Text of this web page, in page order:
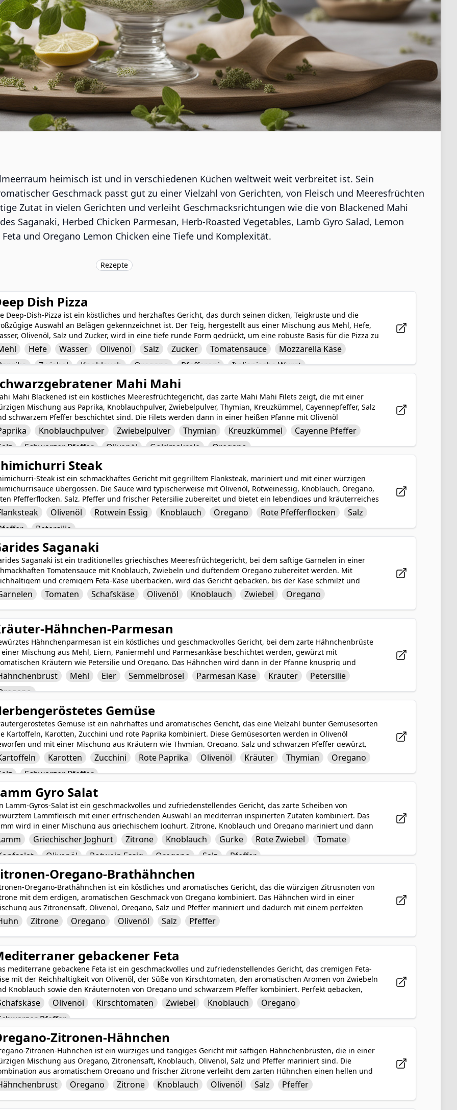
heimisch ist und in verschiedenen Küchen weltweit weit verbreitet ist. Sein
Geschmack passt gut zu einer Vielzahl von Gerichten, von Fleisch und Meeresfrüchten
Zutat in vielen Gerichten und verleiht Geschmacksrichtungen wie die von Blackened Mahi
Saganaki, Herbed Chicken Parmesan, Herb-Roasted Vegetables, Lamb Gyro Salad, Lemon
und Oregano Lemon Chicken eine Tiefe und Komplexität.
Rezepte
Dish Pizza
Deep-Dish-Pizza ist ein köstliches und herzhaftes Gericht, das durch seinen dicken, Teigkruste und die
Auswahl an Belägen gekennzeichnet ist. Der Teig, hergestellt aus einer Mischung aus Mehl, Hefe,
Olivenöl, Salz und Zucker, wird in eine tiefe runde Form gedrückt, um eine robuste Basis für die Pizza zu
Die Kruste wird dann mit herzhafter Tomatensauce, schmelzendem Mozzarella-Käse, bunten
Zwiebeln und Knoblauch sowie einer aromatischen Mischung aus Oregano, Pepperoni und
Würstchen belegt. Gebacken bis zur goldenen Perfektion bietet die Deep-Dish-Pizza eine
Kombination aus Texturen und Aromen, die sicher jeden Pizza-Liebhaber erfreuen wird.
Hefe Wasser Olivenöl Salz Zucker Tomatensauce
Mozzarella Käse
Zwiebel Knoblauch Oregano Pfefferoni Italienische Wurst
Mahi Mahi
Mahi Blackened ist ein köstliches Meeresfrüchtegericht, das zarte Mahi Mahi Filets zeigt, die mit einer
Mischung aus Paprika, Knoblauchpulver, Zwiebelpulver, Thymian, Kreuzkümmel, Cayennepfeffer, Salz
schwarzem Pfeffer beschichtet sind. Die Filets werden dann in einer heißen Pfanne mit Olivenöl
bis sie außen eine knusprige, dunkle Kruste entwickeln und innen saftig und flockig bleiben.
mit einer Prise Oregano ist dieses köstliche Gericht voller würziger, aromatischer Aromen, die den
und leicht süßen Geschmack des Mahi Mahi-Fisches perfekt ergänzen. Es ist ein beliebtes und leicht
Rezept, das sicher Meeresfrüchte-Liebhaber beeindrucken wird.
Knoblauchpulver Zwiebelpulver Thymian Kreuzkümmel
Cayenne Pfeffer
Schwarzer Pfeffer Olivenöl Goldmakrele Oregano
Steak
Steak ist ein schmackhaftes Gericht mit gegrilltem Flanksteak, mariniert und mit einer würzigen
übergossen. Die Sauce wird typischerweise mit Olivenöl, Rotweinessig, Knoblauch, Oregano,
Pfefferflocken, Salz, Pfeffer und frischer Petersilie zubereitet und bietet ein lebendiges und kräuterreiches
Das zarte und saftige Steak in Kombination mit der kräftigen und würzigen Chimichurrisauce
eine köstliche und zufriedenstellende Mahlzeit, die garantiert Ihre Geschmacksknospen beeindruckt.
Olivenöl Rotwein Essig Knoblauch Oregano Rote Pfefferflocken
Salz
Petersilie
Saganaki
Saganaki ist ein traditionelles griechisches Meeresfrüchtegericht, bei dem saftige Garnelen in einer
Tomatensauce mit Knoblauch, Zwiebeln und duftendem Oregano zubereitet werden. Mit
und cremigem Feta-Käse überbacken, wird das Gericht gebacken, bis der Käse schmilzt und
wird. Die Kombination aus frischen Meeresfrüchten, würzigen Tomaten und herzhaftem Käse schafft
harmonische Mischung aus Aromen, die sowohl tröstlich als auch befriedigend ist. Garides Saganaki ist
einladende und köstliche Vorspeise oder Hauptgericht, das die lebendigen und vielseitigen Aromen der
Küche präsentiert.
Tomaten Schafskäse Olivenöl Knoblauch Zwiebel Oregano
Hähnchen-Parmesan
Hähnchenparmesan ist ein köstliches und geschmackvolles Gericht, bei dem zarte Hähnchenbrüste
Mischung aus Mehl, Eiern, Paniermehl und Parmesankäse beschichtet werden, gewürzt mit
Kräutern wie Petersilie und Oregano. Das Hähnchen wird dann in der Pfanne knusprig und
gebraten, bevor es mit Marinara-Sauce und geschmolzenem Käse überbacken wird, was ein
und befriedigendes Mahl ergibt, das Ihre Geschmacksknospen sicher erfreuen wird. Dieses klassisch
inspirierte Gericht ist einfach zuzubereiten und perfekt für ein tröstliches und herzhaftes
Mehl Eier Semmelbrösel Parmesan Käse Kräuter
Petersilie
Gemüse
Gemüse ist ein nahrhaftes und aromatisches Gericht, das eine Vielzahl bunter Gemüsesorten
Kartoffeln, Karotten, Zucchini und rote Paprika kombiniert. Diese Gemüsesorten werden in Olivenöl
und mit einer Mischung aus Kräutern wie Thymian, Oregano, Salz und schwarzen Pfeffer gewürzt,
sie perfekt geröstet werden. Das Ergebnis ist eine köstliche Mischung aus zarten, karamellisierten
mit einem duftenden Aroma und herzhaftem Geschmack, die es zu einer vielseitigen und
Beilage oder leichten Mahlzeit machen. Es handelt sich um ein einfaches und gesundes
das die natürlichen Aromen des Gemüses zeigt und jedem Bissen eine herzhafte Wärme verleiht.
Karotten Zucchini Rote Paprika Olivenöl Kräuter Thymian
Oregano
Schwarzer Pfeffer
Gyro Salat
Lamm-Gyros-Salat ist ein geschmackvolles und zufriedenstellendes Gericht, das zarte Scheiben von
Lammfleisch mit einer erfrischenden Auswahl an mediterran inspirierten Zutaten kombiniert. Das
wird in einer Mischung aus griechischem Joghurt, Zitrone, Knoblauch und Oregano mariniert und dann
gegrillt. Das Fleisch wird auf einem Bett aus knackigem Salat serviert und mit gewürfelten Gurken, roten
Tomaten und einem würzigen Dressing aus Olivenöl, Rotweinessig und weiteren Kräutern und
garniert. Dieser lebendige und nahrhafte Salat bietet eine perfekte Balance aus herzhaften,
und kräuterigen Aromen, die sicherlich Ihren Gaumen erfreuen werden.
Griechischer Joghurt Zitrone Knoblauch Gurke Rote Zwiebel
Tomate
Olivenöl Rotwein Essig Oregano Salz Pfeffer
Oregano-Brathähnchen
Oregano-Brathähnchen ist ein köstliches und aromatisches Gericht, das die würzigen Zitrusnoten von
mit dem erdigen, aromatischen Geschmack von Oregano kombiniert. Das Hähnchen wird in einer
aus Zitronensaft, Olivenöl, Oregano, Salz und Pfeffer mariniert und dadurch mit einem perfekten
aus würzigen und herzhaften Aromen durchzogen. Nach dem Rösten bis zur goldenen
ist das Hähnchen zart und saftig, mit einer knusprigen Haut, die eine köstliche Textur hinzufügt.
klassische Gang ist ein Publikumsmagnet, einfach zuzubereiten und wird bei jeder Mahlzeit Eindruck
Zitrone Oregano Olivenöl Salz Pfeffer
gebackener Feta
mediterrane gebackene Feta ist ein geschmackvolles und zufriedenstellendes Gericht, das cremigen Feta-
mit der Reichhaltigkeit von Olivenöl, der Süße von Kirschtomaten, den aromatischen Aromen von Zwiebeln
Knoblauch sowie den Kräuternoten von Oregano und schwarzem Pfeffer kombiniert. Perfekt gebacken,
dieses Gericht ein warmes und klebriges Käsezentrum, umgeben von einer geschmackvollen Mischung
mediterranen Zutaten. Perfekt zum Teilen als Vorspeise oder Genießen als Hauptgang bietet das
gebackene Feta einen köstlichen Geschmack der Mittelmeerregion in jeder Bissen.
Olivenöl Kirschtomaten Zwiebel Knoblauch
Oregano
Pfeffer
Zitronen-Hähnchen
Zitronen-Hühnchen ist ein würziges und tangiges Gericht mit saftigen Hähnchenbrüsten, die in einer
Mischung aus Oregano, Zitronensaft, Knoblauch, Olivenöl, Salz und Pfeffer mariniert sind. Die
aus aromatischem Oregano und frischer Zitrone verleiht dem zarten Hühnchen einen hellen und
Geschmack und kreiert eine köstliche und zufriedenstellende Mahlzeit. Ob gegrillt, gebacken oder
der Pfanne gebraten, Oregano-Zitronen-Hühnchen ist ein vielseitiges Rezept, das mit seinen lebendigen
und einfacher Zubereitung beeindrucken wird.
Oregano Zitrone Knoblauch Olivenöl Salz Pfeffer